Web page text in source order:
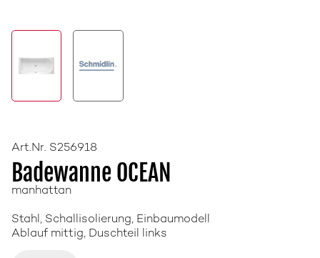
Art.Nr. S256918
Badewanne OCEAN
manhattan
Stahl, Schallisolierung, Einbaumodell
Ablauf mittig, Duschteil links